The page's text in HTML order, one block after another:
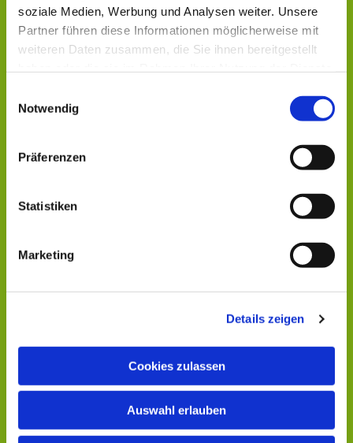
soziale Medien, Werbung und Analysen weiter. Unsere
Partner führen diese Informationen möglicherweise mit
weiteren Daten zusammen, die Sie ihnen bereitgestellt
Notwendig
Präferenzen
Statistiken
Marketing
Details zeigen
Cookies zulassen
Auswahl erlauben
Dies könnte Sie auch